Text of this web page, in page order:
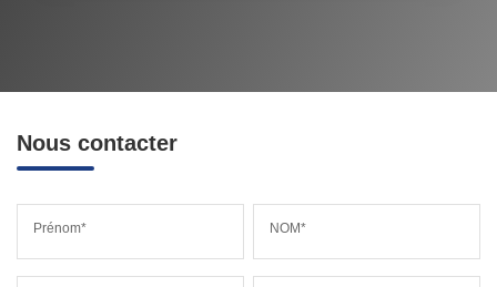
Nous contacter
Prénom* NOM*